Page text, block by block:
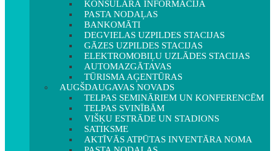
KONSULĀRĀ INFORMĀCIJA
PASTA NODAĻAS
BANKOMĀTI
DEGVIELAS UZPILDES STACIJAS
GĀZES UZPILDES STACIJAS
ELEKTROMOBIĻU UZLĀDES STACIJAS
AUTOMAZGĀTAVAS
TŪRISMA AĢENTŪRAS
AUGŠDAUGAVAS NOVADS
TELPAS SEMINĀRIEM UN KONFERENCĒM
TELPAS SVINĪBĀM
VIŠĶU ESTRĀDE UN STADIONS
SATIKSME
AKTĪVĀS ATPŪTAS INVENTĀRA NOMA